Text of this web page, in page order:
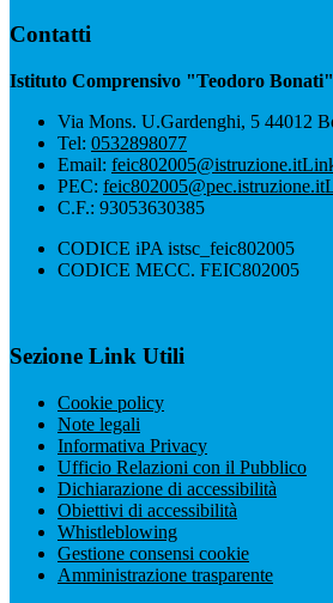
Contatti
Istituto Comprensivo "Teodoro
Via Mons. U.Gardenghi, 5 44012
Tel: 0532898077
Email: feic802005@istruzione.it
PEC: feic802005@pec.istruzione.it
C.F.: 93053630385
CODICE iPA istsc_feic802005
CODICE MECC. FEIC802005
Sezione Link Utili
Cookie policy
Note legali
Informativa Privacy
Ufficio Relazioni con il Pubblico
Dichiarazione di accessibilità
Obiettivi di accessibilità
Whistleblowing
Gestione consensi cookie
Amministrazione trasparente